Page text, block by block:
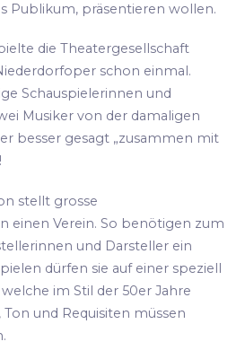
Publikum, präsentieren wollen.
die Theatergesellschaft
schon einmal.
Schauspielerinnen und
Musiker von der damaligen
besser gesagt „zusammen mit
stellt grosse
einen Verein. So benötigen zum
und Darsteller ein
dürfen sie auf einer speziell
im Stil der 50er Jahre
und Requisiten müssen